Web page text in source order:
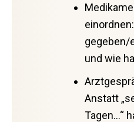
gegeben/
und wie
Anstatt
Tagen…“